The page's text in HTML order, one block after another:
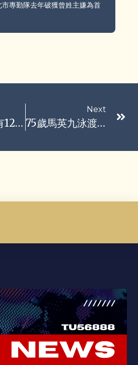
專勤隊去年破獲曾姓主嫌為首
發了！手相有12特徵「財運超好」 中得越多越有錢
Next
75歲馬英九泳渡日月潭「大力水手」險摔倒 2萬人齊下水身障者最感人